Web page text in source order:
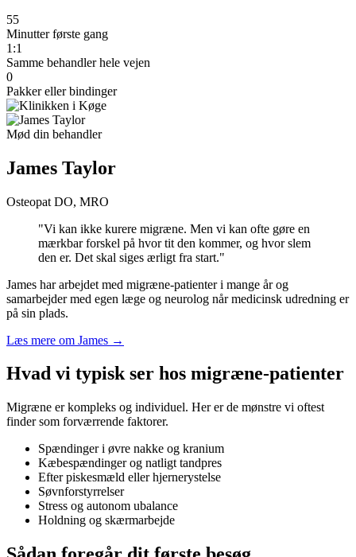
55
Minutter første gang
1:1
Samme behandler hele vejen
0
Pakker eller bindinger
Mød din behandler
James Taylor
Osteopat DO, MRO
"Vi kan ikke kurere migræne. Men vi kan ofte gøre en
mærkbar forskel på hvor tit den kommer, og hvor slem
den er. Det skal siges ærligt fra start."
James har arbejdet med migræne-patienter i mange år og
samarbejder med egen læge og neurolog når medicinsk udredning er
på sin plads.
Læs mere om James →
Hvad vi typisk ser hos migræne-patienter
Migræne er kompleks og individuel. Her er de mønstre vi oftest
finder som forværrende faktorer.
Spændinger i øvre nakke og kranium
Kæbespændinger og natligt tandpres
Efter piskesmæld eller hjernerystelse
Søvnforstyrrelser
Stress og autonom ubalance
Holdning og skærmarbejde